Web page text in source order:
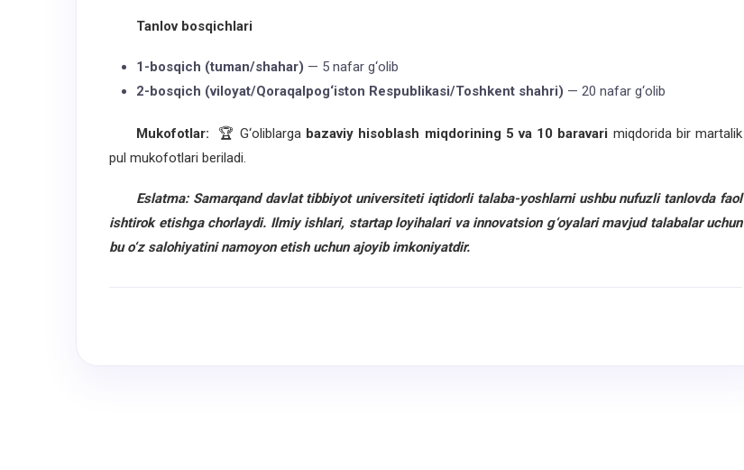
Tanlov bosqichlari
1-bosqich (tuman/shahar) — 5 nafar g‘olib
2-bosqich (viloyat/Qoraqalpog‘iston Respublikasi/Toshkent shahri) — 20 nafar g‘olib
Mukofotlar: 🏆 G‘oliblarga bazaviy hisoblash miqdorining 5 va 10 baravari miqdorida bir martalik
pul mukofotlari beriladi.
Eslatma: Samarqand davlat tibbiyot universiteti iqtidorli talaba-yoshlarni ushbu nufuzli tanlovda faol
ishtirok etishga chorlaydi. Ilmiy ishlari, startap loyihalari va innovatsion g‘oyalari mavjud talabalar uchun
bu o‘z salohiyatini namoyon etish uchun ajoyib imkoniyatdir.